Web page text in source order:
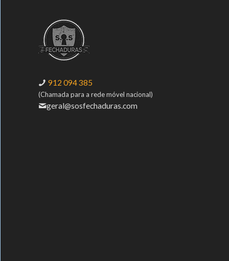
912 094 385
(Chamada para a rede móvel nacional)
geral@sosfechaduras.com